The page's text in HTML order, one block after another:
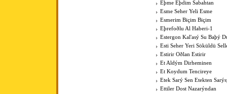
Eþme Eþdim Sabahtan
Esme Seher Yeli Esme
Esmerim Biçim Biçim
Eþrefoðlu Al Haberi-1
Estergon Kal'asý Su Baþý
Esti Seher Yeri Söküldü
Estirir Oðlan Estirir
Et Aldým Dirheminen
Et Koydum Tencireye
Etek Sarý Sen Etekten
Ettiler Dost Nazarýndan